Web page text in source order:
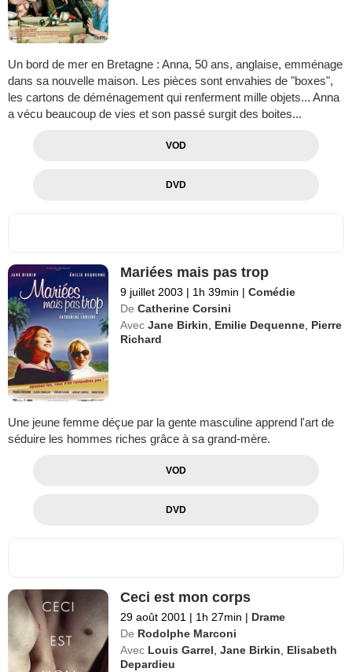
Un bord de mer en Bretagne : Anna, 50 ans, anglaise, emménage
dans sa nouvelle maison. Les pièces sont envahies de "boxes",
les cartons de déménagement qui renferment mille objets... Anna
a vécu beaucoup de vies et son passé surgit des boites...
VOD
DVD
Mariées mais pas trop
9 juillet 2003 | 1h 39min | Comédie
De Catherine Corsini
Avec Jane Birkin, Emilie Dequenne, Pierre
Richard
Une jeune femme déçue par la gente masculine apprend l'art de
séduire les hommes riches grâce à sa grand-mère.
VOD
DVD
Ceci est mon corps
29 août 2001 | 1h 27min | Drame
De Rodolphe Marconi
Avec Louis Garrel,Jane Birkin, Elisabeth
Depardieu